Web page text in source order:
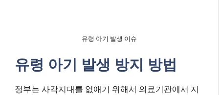
유령 아기 발생 이슈
유령 아기 발생 방지 방법
정부는 사각지대를 없애기 위해서 의료기관에서 지